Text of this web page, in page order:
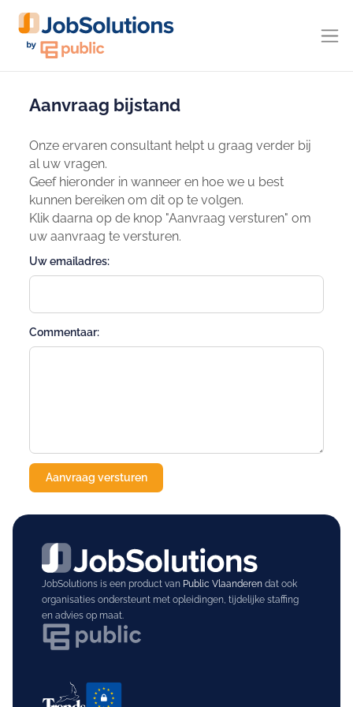
Aanvraag bijstand
Onze ervaren consultant helpt u graag verder bij
al uw vragen.
Geef hieronder in wanneer en hoe we u best
kunnen bereiken om dit op te volgen.
Klik daarna op de knop "Aanvraag versturen" om
uw aanvraag te versturen.
Uw emailadres:
Commentaar:
JobSolutions is een product van Public Vlaanderendat ook
organisaties ondersteunt met opleidingen, tijdelijke staffing
en advies op maat.